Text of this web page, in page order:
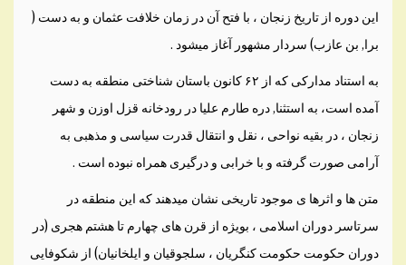
اين دوره از تاريخ زنجان ، با فتح آن در زمان خلافت عثمان و به دست (
برا, بن عازب) سردار مشهور آغاز ميشود .
به استناد مدارکی که از ۶۲ کانون باستان شناختی منطقه به دست
آمده است، به استثنا, دره طارم عليا در رودخانه قزل اوزن و شهر
زنجان ، در بقيه نواحی ، نقل و انتقال قدرت سياسی و مذهبی به
آرامی صورت گرفته و با خرابی و درگيری همراه نبوده است .
متن ها و اثرها ی موجود تاريخی نشان ميدهند که اين منطقه در
سرتاسر دوران اسلامی ، بويژه از قرن های چهارم تا هشتم هجری (در
دوران حکومت حکومت کنگريان ، سلجوقيان و ايلخانيان) از شکوفايی